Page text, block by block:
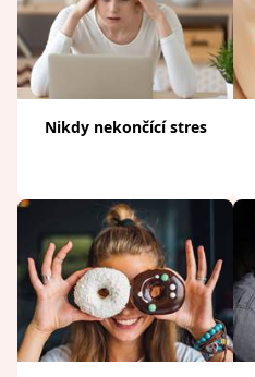
Nikdy nekončící stres